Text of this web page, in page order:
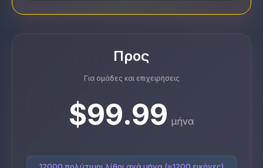
Προς
Για ομάδες και επιχειρήσεις
$99.99 μήνα
12000 πολύτιμοι λίθοι ανά μήνα (≈1200 εικόνες)